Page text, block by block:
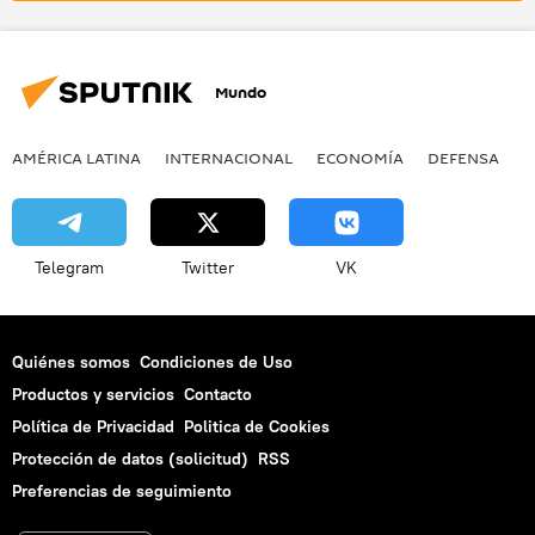
Mundo
AMÉRICA LATINA INTERNACIONAL ECONOMÍA DEFENSA
Telegram Twitter VK
Quiénes somos Condiciones de Uso
Productos y servicios Contacto
Política de Privacidad Politica de Cookies
Protección de datos (solicitud) RSS
Preferencias de seguimiento